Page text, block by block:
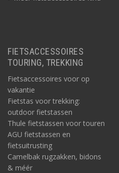
FIETSACCESSOIRES
TOURING, TREKKING
Fietsaccessoires voor op
vakantie
Fietstas voor trekking:
outdoor fietstassen
Thule fietstassen voor touren
AGU fietstassen en
fietsuitrusting
Camelbak rugzakken, bidons
& méér